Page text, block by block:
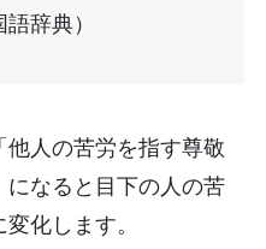
辞典）
他人の苦労を指す尊敬
なると目下の人の苦
化します。